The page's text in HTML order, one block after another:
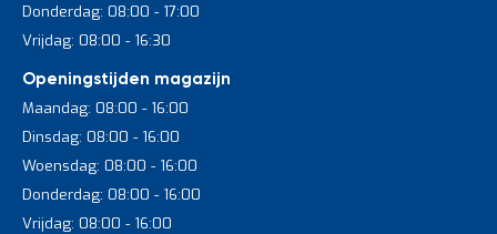
Donderdag: 08:00 - 17:00
Vrijdag: 08:00 - 16:30
Openingstijden magazijn
Maandag: 08:00 - 16:00
Dinsdag: 08:00 - 16:00
Woensdag: 08:00 - 16:00
Donderdag: 08:00 - 16:00
Vrijdag: 08:00 - 16:00